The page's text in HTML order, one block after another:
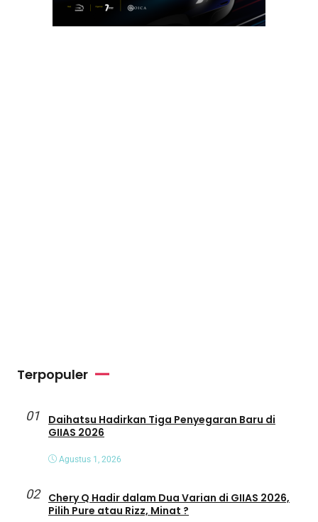
Terpopuler
01
Daihatsu Hadirkan Tiga Penyegaran Baru di
GIIAS 2026
Agustus 1, 2026
02
Chery Q Hadir dalam Dua Varian di GIIAS 2026,
Pilih Pure atau Rizz, Minat ?